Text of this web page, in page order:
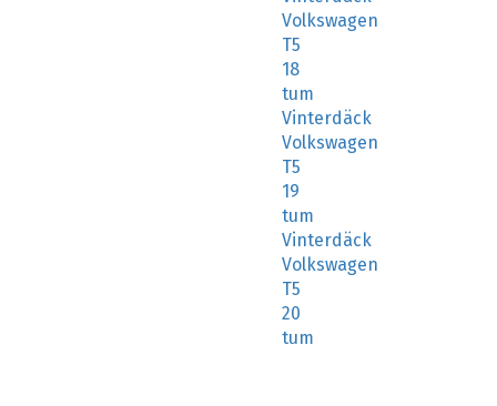
Volkswagen
T5
18
tum
Vinterdäck
Volkswagen
T5
19
tum
Vinterdäck
Volkswagen
T5
20
tum